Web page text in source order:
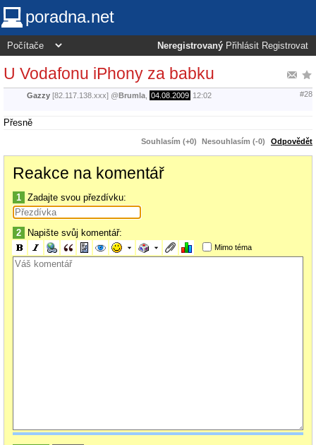
poradna.net
Neregistrovaný Přihlásit Registrovat
U Vodafonu iPhony za babku
Gazzy [82.117.138.xxx] @Brumla 04.08.2009 12:02 #28
Přesně
Souhlasím (+0) Nesouhlasím (-0) Odpovědět
Reakce na komentář
1 Zadajte svou přezdívku:
2 Napište svůj komentář:
Mimo téma